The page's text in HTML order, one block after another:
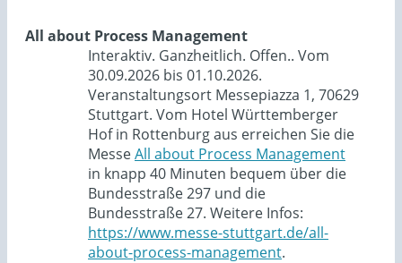
All about Process Management
Interaktiv. Ganzheitlich. Offen.. Vom
30.09.2026 bis 01.10.2026.
Veranstaltungsort Messepiazza 1, 70629
Stuttgart. Vom Hotel Württemberger
Hof in Rottenburg aus erreichen Sie die
MesseAll about Process Management
in knapp 40 Minuten bequem über die
Bundesstraße 297 und die
Bundesstraße 27. Weitere Infos:
https://www.messe-stuttgart.de/all-
about-process-management.